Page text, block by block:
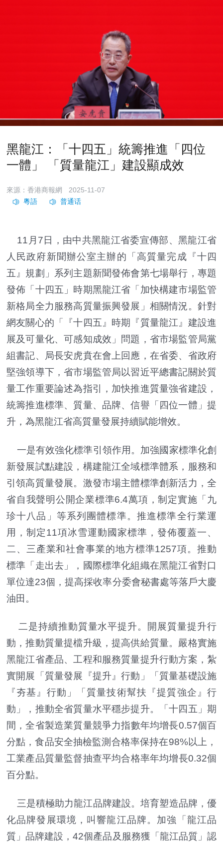
黑龍江：「十四五」統籌推進「四位
一體」 「質量龍江」建設顯成效
來源：香港商報網 2025-11-07
11月7日，由中共黑龍江省委宣傳部、黑龍江省
人民政府新聞辦公室主辦的「高質量完成『十四
五』規劃」系列主題新聞發佈會第七場舉行，專題
發佈「十四五」時期黑龍江省「加快構建市場監管
新格局全力服務高質量振興發展」相關情況。針對
網友關心的「『十四五』時期『質量龍江』建設進
展及可量化、可感知成效」問題，省市場監管局黨
組書記、局長安虎賁在會上回應，在省委、省政府
堅強領導下，省市場監管局以習近平總書記關於質
量工作重要論述為指引，加快推進質量強省建設，
統籌推進標準、質量、品牌、信譽「四位一體」提
升，為黑龍江省高質量發展持續賦能增效。
一是有效強化標準引領作用。加強國家標準化創
新發展試點建設，構建龍江全域標準體系，服務和
引領高質量發展。激發市場主體標準創新活力，全
省自我聲明公開企業標準6.4萬項，制定實施「九
珍十八品」等系列團體標準。推進標準全行業運
用，制定11項冰雪運動國家標準，發佈覆蓋一、
二、三產業和社會事業的地方標準1257項。推動
標準「走出去」，國際標準化組織在黑龍江省對口
單位達23個，提高採收率分委會秘書處等落戶大慶
油田。
二是持續推動質量水平提升。開展質量提升行
動，推動質量提檔升級，提高供給質量。嚴格實施
黑龍江省產品、工程和服務質量提升行動方案，紮
實開展「質量發展『提升』行動」「質量基礎設施
『夯基』行動」「質量技術幫扶『提質強企』行
動」，推動全省質量水平穩步提升。「十四五」期
間，全省製造業質量競爭力指數年均增長0.57個百
分點，食品安全抽檢監測合格率保持在98%以上，
工業產品質量監督抽查平均合格率年均增長0.32個
百分點。
三是積極助力龍江品牌建設。培育塑造品牌，優
化品牌發展環境，叫響龍江品牌。加強「龍江品
質」品牌建設，42個產品及服務獲「龍江品質」認